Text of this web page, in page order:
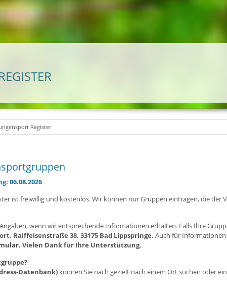
Register
06.08.2026
ist freiwillig und kostenlos. Wir können nur Gruppen eintragen, die
wenn wir entsprechende Informationen erhalten. Falls Ihre
Raiffeisenstraße 38, 33175 Bad Lippspringe. Auch für
Vielen Dank für Ihre Unterstützung.
Datenbank) können Sie nach gezielt nach einem Ort suchen oder